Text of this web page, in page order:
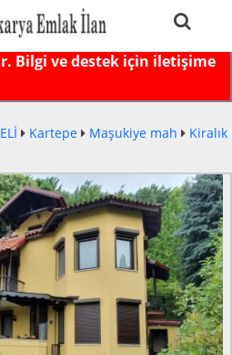
Bilgi ve destek için iletişime
Kartepe Maşukiye mah
Kiralık